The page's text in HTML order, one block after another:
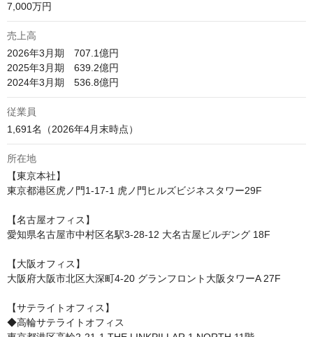
7,000万円
売上高
2026年3月期　707.1億円
2025年3月期　639.2億円
従業員
1,691名（2026年4月末時点）
所在地
【東京本社】
東京都港区虎ノ門1-17-1 虎ノ門ヒルズビジネスタワー29F
【名古屋オフィス】
愛知県名古屋市中村区名駅3-28-12 大名古屋ビルヂング 18F
【大阪オフィス】
大阪府大阪市北区大深町4-20 グランフロント大阪タワーA 27F
【サテライトオフィス】
◆高輪サテライトオフィス